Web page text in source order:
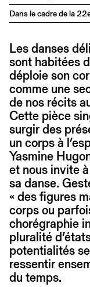
Dans le cadre de la
Les danses
sont habitées
déploie son
comme une
de nos récits
Cette pièce
surgir des
un corps à
Yasmine
et nous invite
sa danse.
« des figures
corps ou
chorégraphie
pluralité
potentialités
ressentir
du temps.